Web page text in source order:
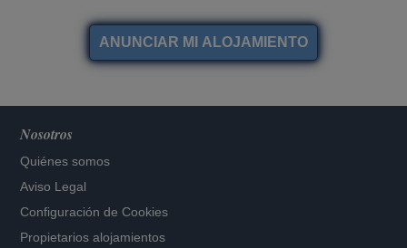
Nosotros
Quiénes somos
Aviso Legal
Configuración de Cookies
Propietarios alojamientos